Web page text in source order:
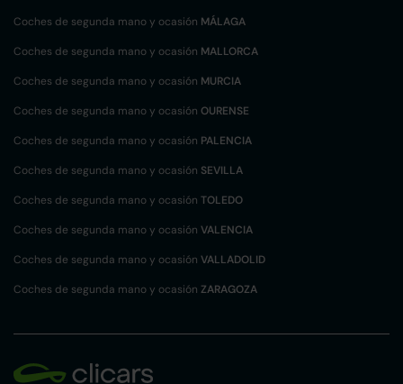
Coches de segunda mano y ocasión MÁLAGA
Coches de segunda mano y ocasión MALLORCA
Coches de segunda mano y ocasión MURCIA
Coches de segunda mano y ocasión OURENSE
Coches de segunda mano y ocasión PALENCIA
Coches de segunda mano y ocasión SEVILLA
Coches de segunda mano y ocasión TOLEDO
Coches de segunda mano y ocasión VALENCIA
Coches de segunda mano y ocasión VALLADOLID
Coches de segunda mano y ocasión ZARAGOZA